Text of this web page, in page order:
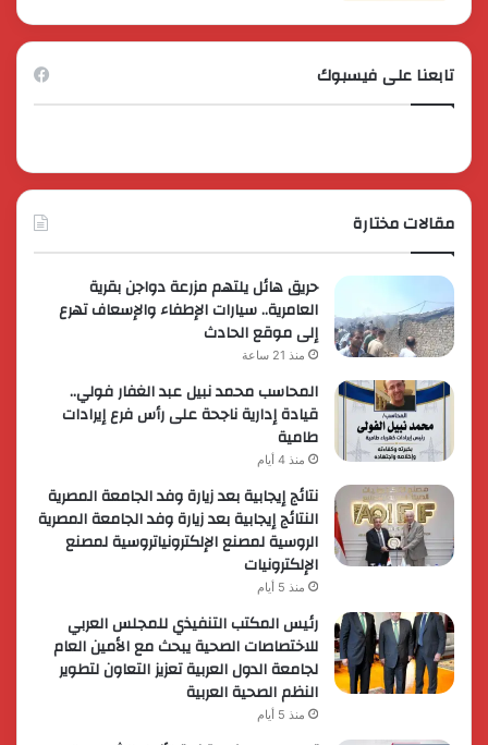
تابعنا على فيسبوك
مقالات مختارة
حريق هائل يلتهم مزرعة دواجن بقرية
العامرية.. سيارات الإطفاء والإسعاف تهرع
إلى موقع الحادث
منذ 21 ساعة
المحاسب محمد نبيل عبد الغفار فولي..
قيادة إدارية ناجحة على رأس فرع إيرادات
طامية
منذ 4 أيام
نتائج إيجابية بعد زيارة وفد الجامعة المصرية
النتائج إيجابية بعد زيارة وفد الجامعة المصرية
الروسية لمصنع الإلكترونياتروسية لمصنع
الإلكترونيات
منذ 5 أيام
رئيس المكتب التنفيذي للمجلس العربي
للاختصاصات الصحية يبحث مع الأمين العام
لجامعة الدول العربية تعزيز التعاون لتطوير
النظم الصحية العربية
منذ 5 أيام